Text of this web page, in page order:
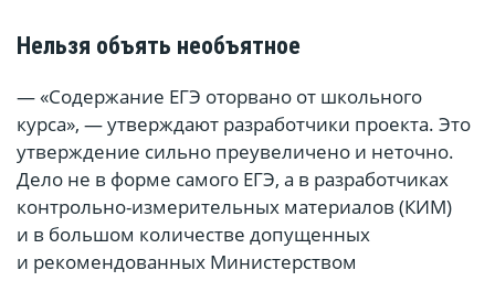
Нельзя объять необъятное
— «Содержание ЕГЭ оторвано от школьного
курса», — утверждают разработчики проекта. Это
утверждение сильно преувеличено и неточно.
Дело не в форме самого ЕГЭ, а в разработчиках
контрольно-измерительных материалов (КИМ)
и в большом количестве допущенных
и рекомендованных Министерством